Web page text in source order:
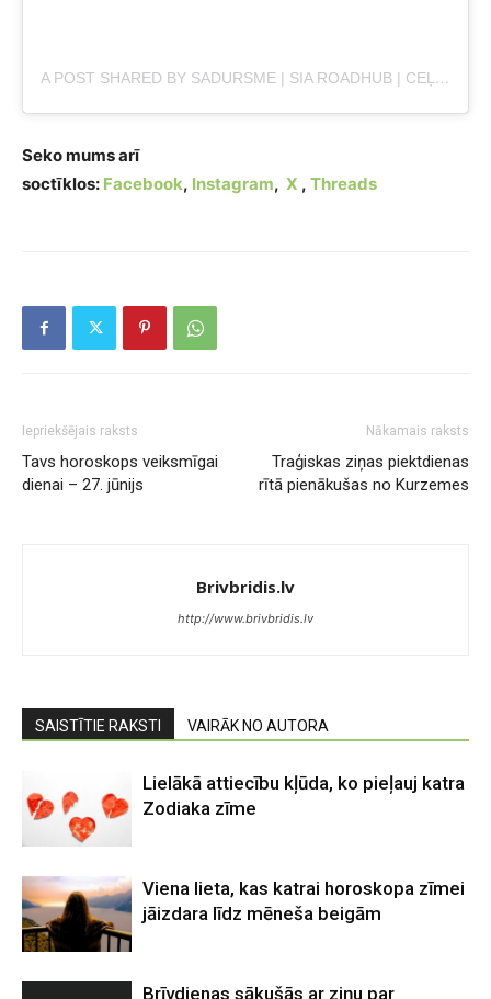
A POST SHARED BY SADURSME | SIA ROADHUB | CEĻU SATIKSMES NEGADĪJUMI, DROŠĪBA (@SADURSME)
Seko mums arī
soctīklos: Facebook, Instagram, X , Threads
Iepriekšējais raksts
Tavs horoskops veiksmīgai
dienai – 27. jūnijs
Nākamais raksts
Traģiskas ziņas piektdienas
rītā pienākušas no Kurzemes
Brivbridis.lv
http://www.brivbridis.lv
SAISTĪTIE RAKSTI VAIRĀK NO AUTORA
Lielākā attiecību kļūda, ko pieļauj katra
Zodiaka zīme
Viena lieta, kas katrai horoskopa zīmei
jāizdara līdz mēneša beigām
Brīvdienas sākušās ar ziņu par